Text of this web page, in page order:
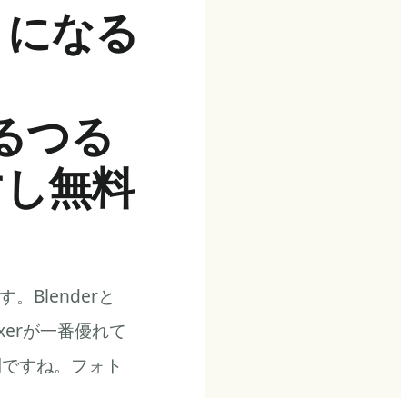
なる
つる
無料
。Blenderと
が一番優れて
すね。フォト